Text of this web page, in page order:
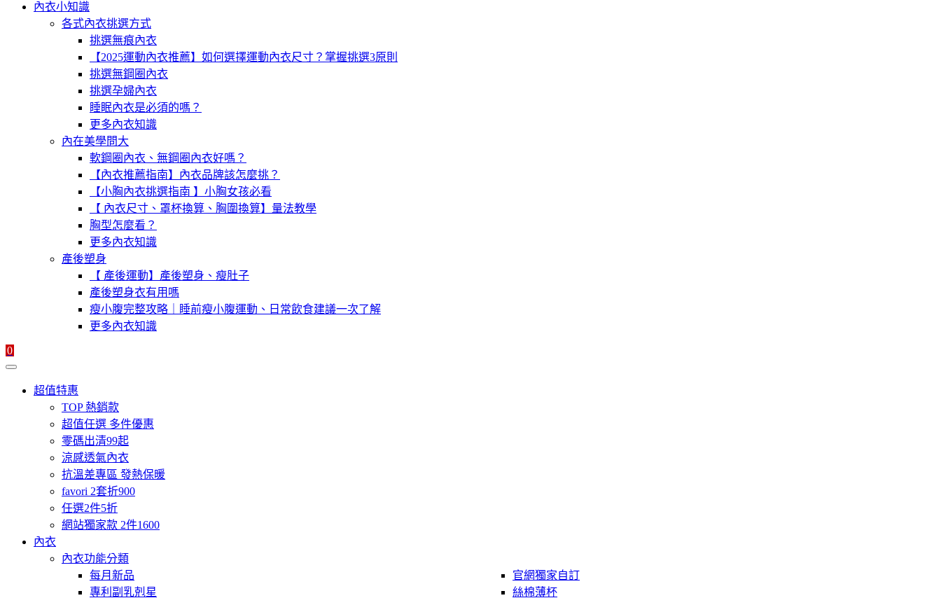
內衣小知識
各式內衣挑選方式
挑選無痕內衣
【2025運動內衣推薦】如何選擇運動內衣尺寸？掌握挑選3原則
挑選無鋼圈內衣
挑選孕婦內衣
睡眠內衣是必須的嗎？
更多內衣知識
內在美學問大
軟鋼圈內衣、無鋼圈內衣好嗎？
【內衣推薦指南】內衣品牌該怎麼挑？
【小胸內衣挑選指南 】小胸女孩必看
【 內衣尺寸、罩杯換算、胸圍換算】量法教學
胸型怎麼看？
更多內衣知識
產後塑身
【 產後運動】產後塑身、瘦肚子
產後塑身衣有用嗎
瘦小腹完整攻略｜睡前瘦小腹運動、日常飲食建議一次了解
更多內衣知識
0
超值特惠
TOP 熱銷款
超值任選 多件優惠
零碼出清99起
涼感透氣內衣
抗溫差專區 發熱保暖
favori 2套折900
任選2件5折
網站獨家款 2件1600
內衣
內衣功能分類
每月新品
官網獨家自訂
專利副乳剋星
絲棉薄杯